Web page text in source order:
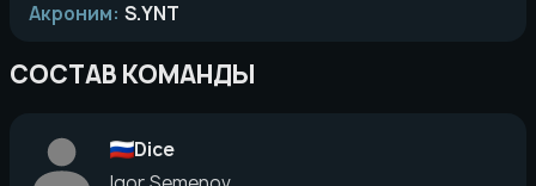
Акроним: S.YNT
СОСТАВ КОМАНДЫ
Dice